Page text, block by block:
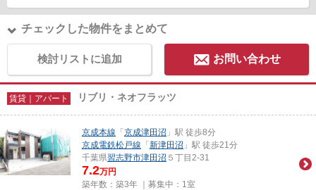
チェックした物件をまとめて
検討リストに追加 お問い合わせ
賃貸｜アパート リブリ・ネオフラッツ
京成本線 「 京成津田沼 」駅 徒歩8分
京成電鉄松戸線 「 新津田沼 」駅 徒歩21分
千葉県習志野市津田沼 ５丁目2-31
7.2万円
築年数：築3年 ｜募集中： 1室